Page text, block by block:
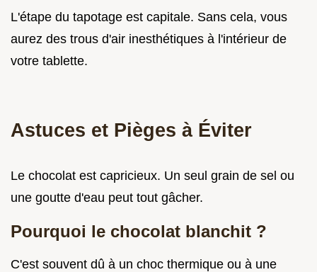
L'étape du tapotage est capitale. Sans cela, vous
aurez des trous d'air inesthétiques à l'intérieur de
votre tablette.
Astuces et Pièges à Éviter
Le chocolat est capricieux. Un seul grain de sel ou
une goutte d'eau peut tout gâcher.
Pourquoi le chocolat blanchit ?
C'est souvent dû à un choc thermique ou à une